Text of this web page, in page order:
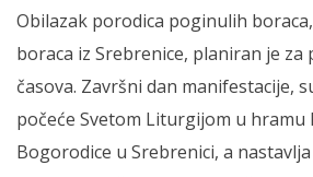
Obilazak porodica poginulih
boraca iz Srebrenice, planiran je za
časova. Završni dan manifestacije,
počeće Svetom Liturgijom u hramu
Bogorodice u Srebrenici, a